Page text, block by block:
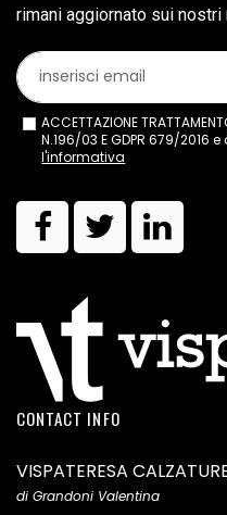
rimani aggiornato sui
ACCETTAZIONE
N.196/03 E GDPR 679/
l'informativa
CONTACT INFO
VISPATERESA
di Grandoni Valentina